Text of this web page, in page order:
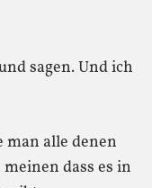
sagen. Und ich
man alle denen
dass es in